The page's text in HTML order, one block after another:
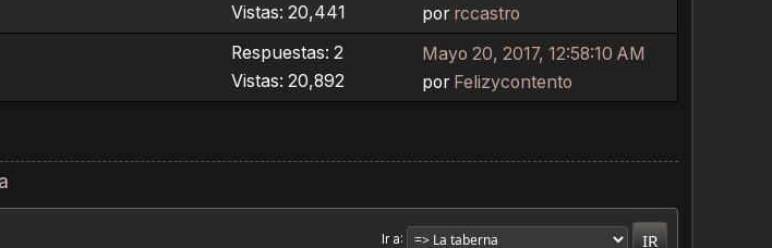
Vistas: 20,441
por rccastro
Respuestas: 2
Vistas: 20,892
Mayo 20, 2017, 12:58:10 AM
por Felizycontento
Ir a